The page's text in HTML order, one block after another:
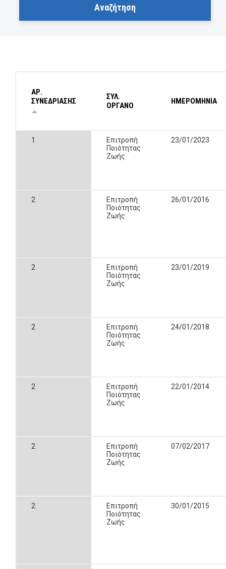
ΑΡ.
ΣΥΝΕΔΡΙΑΣΗΣ
ΣΥΛ.
ΟΡΓΑΝΟ
ΗΜΕΡΟΜΗΝΙΑ
1
Επιτροπή
Ποιότητας
Ζωής
23/01/2023
2
Επιτροπή
Ποιότητας
Ζωής
26/01/2016
2
Επιτροπή
Ποιότητας
Ζωής
23/01/2019
2
Επιτροπή
Ποιότητας
Ζωής
24/01/2018
2
Επιτροπή
Ποιότητας
Ζωής
22/01/2014
2
Επιτροπή
Ποιότητας
Ζωής
07/02/2017
2
Επιτροπή
Ποιότητας
Ζωής
30/01/2015